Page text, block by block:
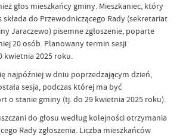
głos mieszkańcy gminy. Mieszkaniec, który
składa do Przewodniczącego Rady (sekretariat
Jaraczewo) pisemne zgłoszenie, poparte
20 osób. Planowany termin sesji
2025 roku.
najpóźniej w dniu poprzedzającym dzień,
sesja, podczas której ma być
o stanie gminy (tj. do 29 kwietnia 2025 roku).
do głosu według kolejności otrzymania
Rady zgłoszenia. Liczba mieszkańców